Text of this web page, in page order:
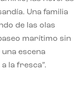
Una familia
de las olas
marítimo sin
escena
la fresca”.